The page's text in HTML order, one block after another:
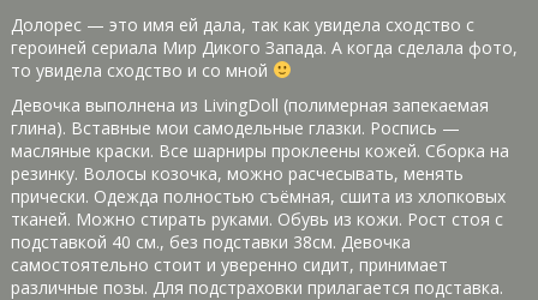
Долорес — это имя ей дала, так как увидела сходство с
героиней сериала Мир Дикого Запада. А когда сделала фото,
то увидела сходство и со мной
Девочка выполнена из LivingDoll (полимерная запекаемая
глина). Вставные мои самодельные глазки. Роспись —
масляные краски. Все шарниры проклеены кожей. Сборка на
резинку. Волосы козочка, можно расчесывать, менять
прически. Одежда полностью съёмная, сшита из хлопковых
тканей. Можно стирать руками. Обувь из кожи. Рост стоя с
подставкой 40 см., без подставки 38см. Девочка
самостоятельно стоит и уверенно сидит, принимает
различные позы. Для подстраховки прилагается подставка.